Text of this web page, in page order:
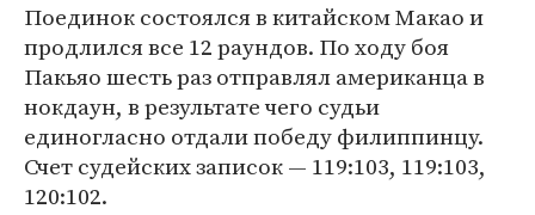
Поединок состоялся в китайском Макао и
продлился все 12 раундов. По ходу боя
Пакьяо шесть раз отправлял американца в
нокдаун, в результате чего судьи
единогласно отдали победу филиппинцу.
Счет судейских записок — 119:103, 119:103,
120:102.